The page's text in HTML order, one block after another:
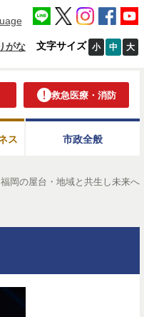
がな 文字サイズ 小 中 大
救急医療・消防
ス 市政全般
福岡の屋台・地域と共生し未来へ